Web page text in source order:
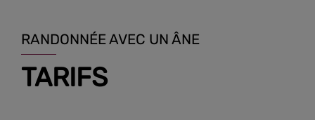
RANDONNÉE AVEC UN ÂNE
TARIFS